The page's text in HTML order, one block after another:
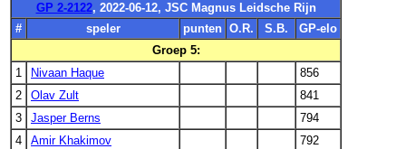
GP 2-2122, 2022-06-12, JSC Magnus Leidsche Rijn
#
speler punten O.R. S.B.
GP-elo
Groep 5:
1
Nivaan Haque
856
2
Olav Zult
841
3
Jasper Berns
794
4
Amir Khakimov
792